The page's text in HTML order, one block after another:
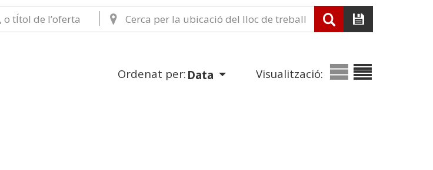
Ordenat per: Data Visualització: